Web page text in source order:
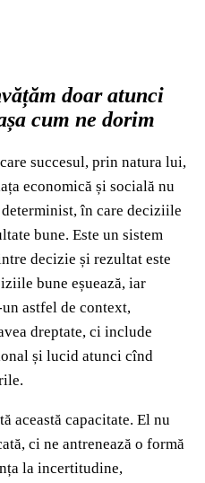
doar atunci
cum ne dorim
succesul, prin natura lui,
economică și socială nu
în care deciziile
bune. Este un sistem
decizie și rezultat este
bune eșuează, iar
astfel de context,
dreptate, ci include
și lucid atunci cînd
această capacitate. El nu
ci ne antrenează o formă
la incertitudine,